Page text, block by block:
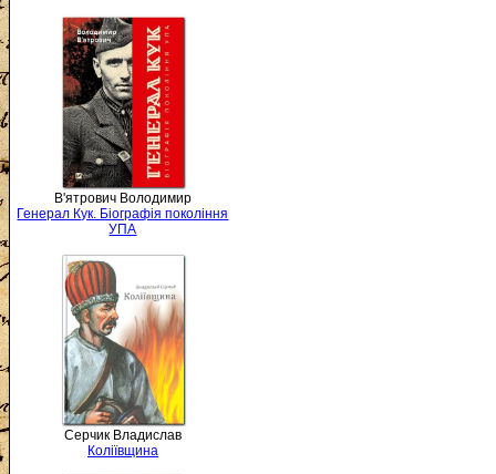
В'ятрович Володимир
Генерал Кук. Біографія покоління
УПА
Серчик Владислав
Коліївщина